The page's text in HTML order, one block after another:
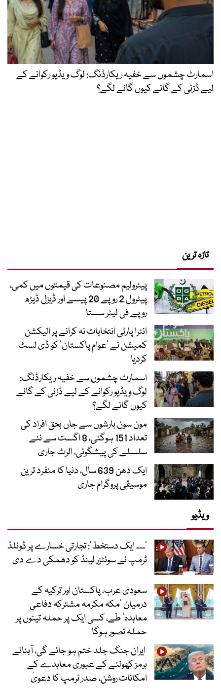
اسمارٹ چشموں سے خفیہ ریکارڈنگ: لوگ ویڈیو رکوانے کے
لیے ڈزنی کے گانے کیوں گانے لگے؟
تازہ ترین
پیٹرولیم مصنوعات کی قیمتوں میں کمی،
پیٹرول 2 روپے 20 پیسے اور ڈیزل ڈیڑھ
روپے فی لیٹر سستا
انٹرا پارٹی انتخابات نہ کرانے پر الیکشن
کمیشن نے ’عوام پاکستان‘ کو ڈی لسٹ
کردیا
اسمارٹ چشموں سے خفیہ ریکارڈنگ:
لوگ ویڈیو رکوانے کے لیے ڈزنی کے گانے
کیوں گانے لگے؟
مون سون بارشوں سے جاں بحق افراد کی
تعداد 151 ہوگئی، 8 اگست سے نئے
سلسلے کی پیشگوئی، الرٹ جاری
ایک دھن 639 سال، دنیا کا منفرد ترین
موسیقی پروگرام جاری
ویڈیو
’۔۔۔ ایک دستخط‘: تجارتی خسارے پر ڈونلڈ
ٹرمپ نے سوئٹزر لینڈ کو دھمکی دے دی
سعودی عرب، پاکستان اور ترکیہ کے
درمیان ’مکہ مکرمہ مشترکہ دفاعی
معاہدہ‘ طے، کسی ایک پر حملہ تینوں پر
حملہ تصور ہوگا
ایران جنگ جلد ختم ہو جائے گی، آبنائے
ہرمز کھولنے کے عبوری معاہدے کے
امکانات روشن، صدر ٹرمپ کا دعویٰ